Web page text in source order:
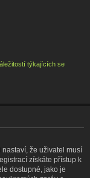
týkajících se
že uživatel musí
získáte přístup k
dostupné, jako je